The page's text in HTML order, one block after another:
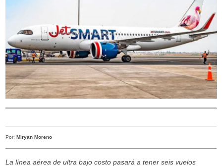
Por: Miryan Moreno
La línea aérea de ultra bajo costo pasará a tener seis vuelos